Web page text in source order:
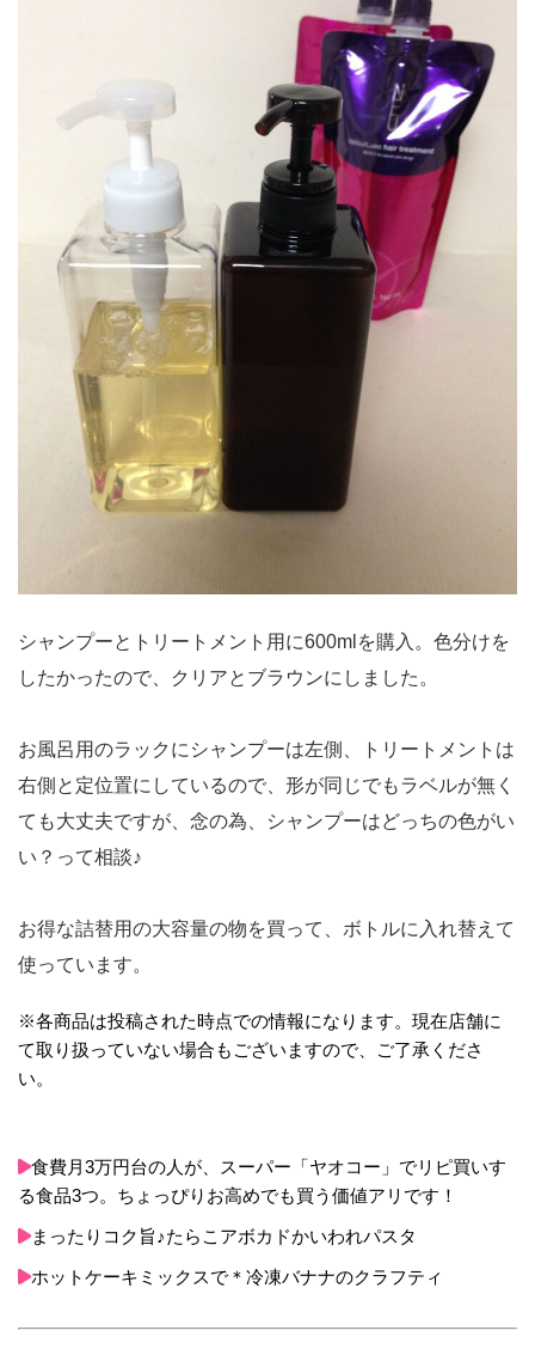
シャンプーとトリートメント用に600mlを購入。色分けを
したかったので、クリアとブラウンにしました。
お風呂用のラックにシャンプーは左側、トリートメントは
右側と定位置にしているので、形が同じでもラベルが無く
ても大丈夫ですが、念の為、シャンプーはどっちの色がい
い？って相談♪
お得な詰替用の大容量の物を買って、ボトルに入れ替えて
使っています。
※各商品は投稿された時点での情報になります。現在店舗に
て取り扱っていない場合もございますので、ご了承くださ
い。
食費月3万円台の人が、スーパー「ヤオコー」でリピ買いす
る食品3つ。ちょっぴりお高めでも買う価値アリです！
まったりコク旨♪たらこアボカドかいわれパスタ
ホットケーキミックスで＊冷凍バナナのクラフティ